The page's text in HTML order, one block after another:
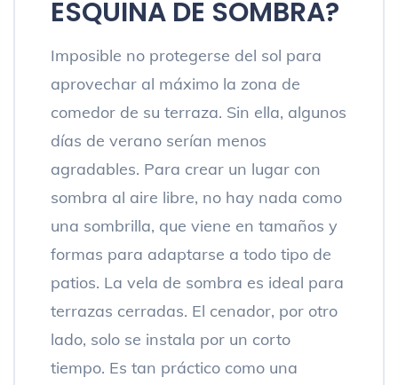
ESQUINA DE SOMBRA?
Imposible no protegerse del sol para
aprovechar al máximo la zona de
comedor de su terraza. Sin ella, algunos
días de verano serían menos
agradables. Para crear un lugar con
sombra al aire libre, no hay nada como
una sombrilla, que viene en tamaños y
formas para adaptarse a todo tipo de
patios. La vela de sombra es ideal para
terrazas cerradas. El cenador, por otro
lado, solo se instala por un corto
tiempo. Es tan práctico como una